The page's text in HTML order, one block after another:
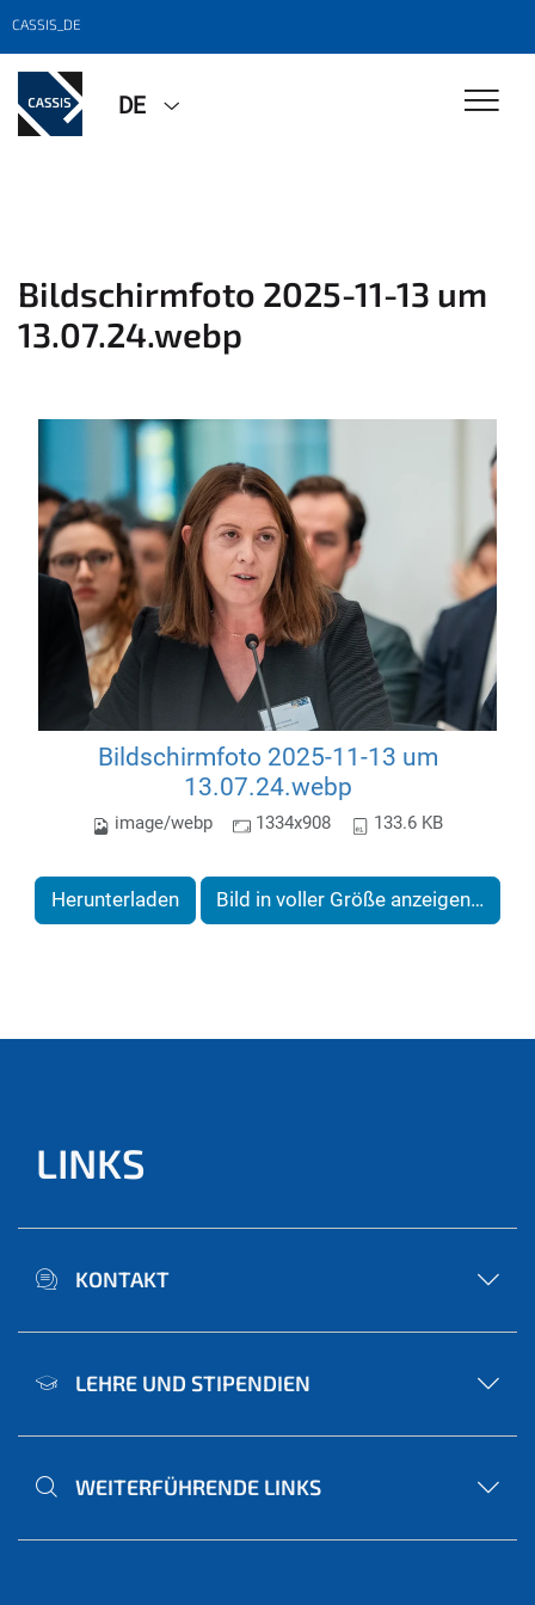
CASSIS_DE
DE
Bildschirmfoto 2025-11-13 um
13.07.24.webp
Bildschirmfoto 2025-11-13 um
13.07.24.webp
image/webp 1334x908 133.6 KB
Herunterladen Bild in voller Größe anzeigen…
LINKS
KONTAKT
LEHRE UND STIPENDIEN
WEITERFÜHRENDE LINKS